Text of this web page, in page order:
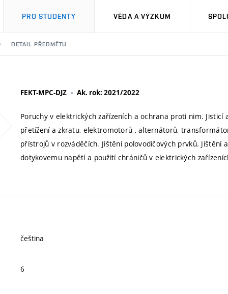
PRO STUDENTY VĚDA A VÝZKUM
DETAIL PŘEDMĚTU
FEKT-MPC-DJZ Ak. rok: 2021/2022
Poruchy v elektrických zařízeních a ochrana proti nim.
přetížení a zkratu, elektromotorů , alternátorů,
přístrojů v rozváděčích. Jištění polovodičových prvků.
dotykovemu napětí a použití chráničů v elektrických
čeština
6